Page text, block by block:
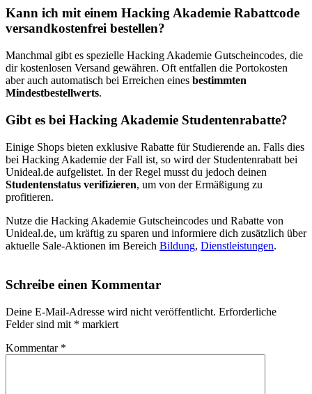
Kann ich mit einem Hacking Akademie Rabattcode
versandkostenfrei bestellen?
Manchmal gibt es spezielle Hacking Akademie Gutscheincodes, die
dir kostenlosen Versand gewähren. Oft entfallen die Portokosten
aber auch automatisch bei Erreichen eines bestimmten
Mindestbestellwerts.
Gibt es bei Hacking Akademie Studentenrabatte?
Einige Shops bieten exklusive Rabatte für Studierende an. Falls dies
bei Hacking Akademie der Fall ist, so wird der Studentenrabatt bei
Unideal.de aufgelistet. In der Regel musst du jedoch deinen
Studentenstatus verifizieren, um von der Ermäßigung zu
profitieren.
Nutze die Hacking Akademie Gutscheincodes und Rabatte von
Unideal.de, um kräftig zu sparen und informiere dich zusätzlich über
aktuelle Sale-Aktionen im Bereich Bildung, Dienstleistungen.
Schreibe einen Kommentar
Deine E-Mail-Adresse wird nicht veröffentlicht. Erforderliche
Felder sind mit * markiert
Kommentar *